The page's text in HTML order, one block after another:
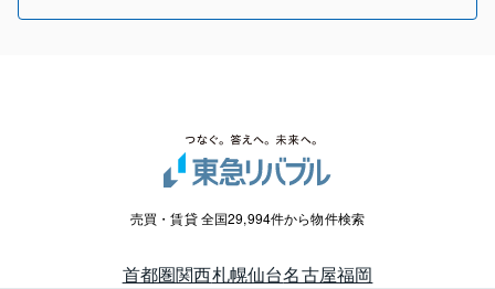
売買・賃貸 全国29,994件から物件検索
首都圏関西札幌仙台名古屋福岡